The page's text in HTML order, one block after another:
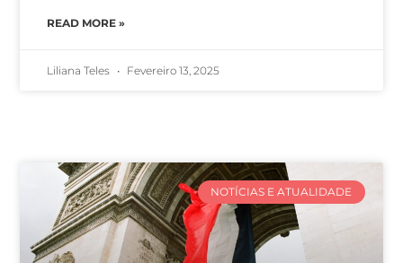
READ MORE »
Liliana Teles Fevereiro 13, 2025
NOTÍCIAS E ATUALIDADE